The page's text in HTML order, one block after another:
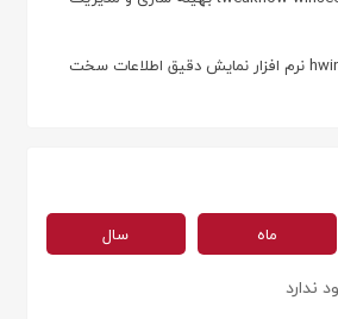
دانلود hwinfo 8.42.5930 نرم افزار نمایش دقیق اطلاعات سخت
ماه سال
ندارد